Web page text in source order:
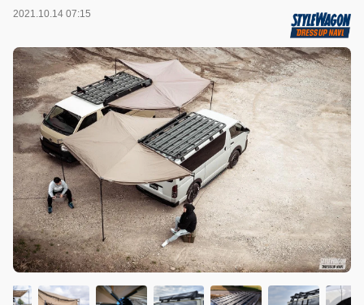
2021.10.14 07:15